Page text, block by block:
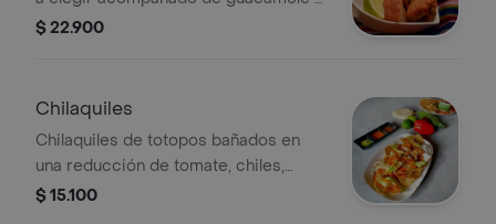
limón.
$ 22.900
Chilaquiles
Chilaquiles de totopos bañados en
una reducción de tomate, chiles,
acompañados de queso mozzarella
$ 15.100